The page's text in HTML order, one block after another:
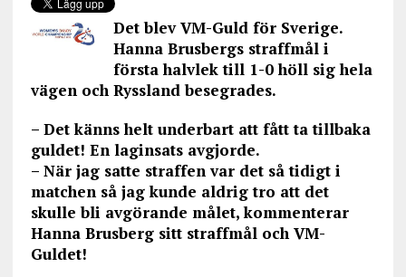
Det blev VM-Guld för Sverige.
Hanna Brusbergs straffmål i
första halvlek till 1-0 höll sig hela
vägen och Ryssland besegrades.
– Det känns helt underbart att fått ta tillbaka
guldet! En laginsats avgjorde.
– När jag satte straffen var det så tidigt i
matchen så jag kunde aldrig tro att det
skulle bli avgörande målet, kommenterar
Hanna Brusberg sitt straffmål och VM-
Guldet!